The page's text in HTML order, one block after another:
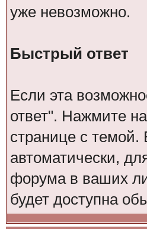
уже невозможно.
Быстрый ответ
Если эта
ответ". Нажмите
странице с темой.
автоматически,
форума в ваших
будет доступна